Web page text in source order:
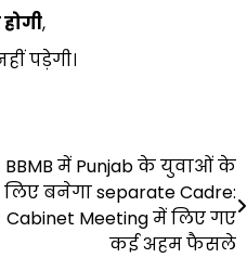
,
पड़ेगी।
BBMB में Punjab के युवाओं के
लिए बनेगा separate Cadre:
Cabinet Meeting में लिए गए
कई अहम फैसले